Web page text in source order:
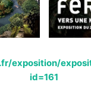
exposition/
id=161